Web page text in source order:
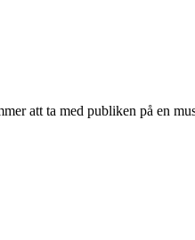
att ta med publiken på en